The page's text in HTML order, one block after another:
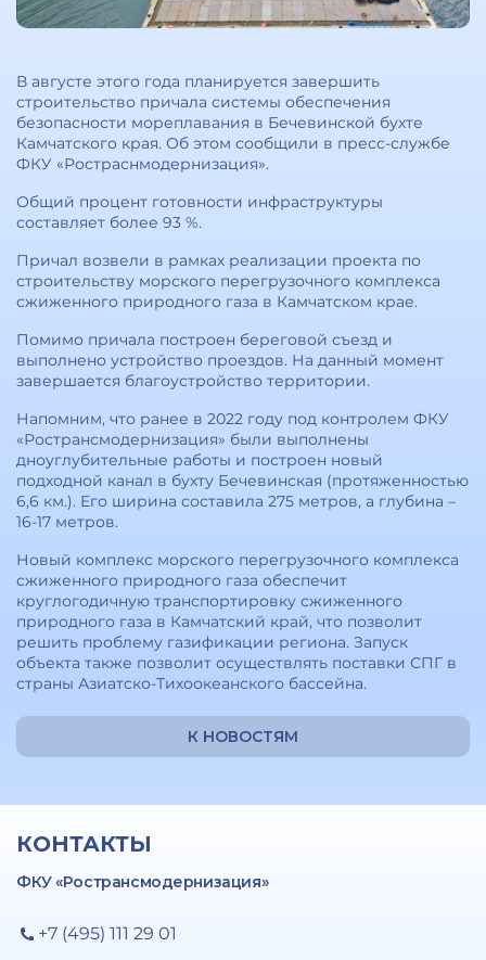
В августе этого года планируется завершить
строительство причала системы обеспечения
безопасности мореплавания в Бечевинской бухте
Камчатского края. Об этом сообщили в пресс-службе
ФКУ «Ростраснмодернизация».
Общий процент готовности инфраструктуры
составляет более 93 %.
Причал возвели в рамках реализации проекта по
строительству морского перегрузочного комплекса
сжиженного природного газа в Камчатском крае.
Помимо причала построен береговой съезд и
выполнено устройство проездов. На данный момент
завершается благоустройство территории.
Напомним, что ранее в 2022 году под контролем ФКУ
«Ространсмодернизация» были выполнены
дноуглубительные работы и построен новый
подходной канал в бухту Бечевинская (протяженностью
6,6 км.). Его ширина составила 275 метров, а глубина –
16-17 метров.
Новый комплекс морского перегрузочного комплекса
сжиженного природного газа обеспечит
круглогодичную транспортировку сжиженного
природного газа в Камчатский край, что позволит
решить проблему газификации региона. Запуск
объекта также позволит осуществлять поставки СПГ в
страны Азиатско-Тихоокеанского бассейна.
К НОВОСТЯМ
КОНТАКТЫ
ФКУ «Ространсмодернизация»
+7 (495) 111 29 01